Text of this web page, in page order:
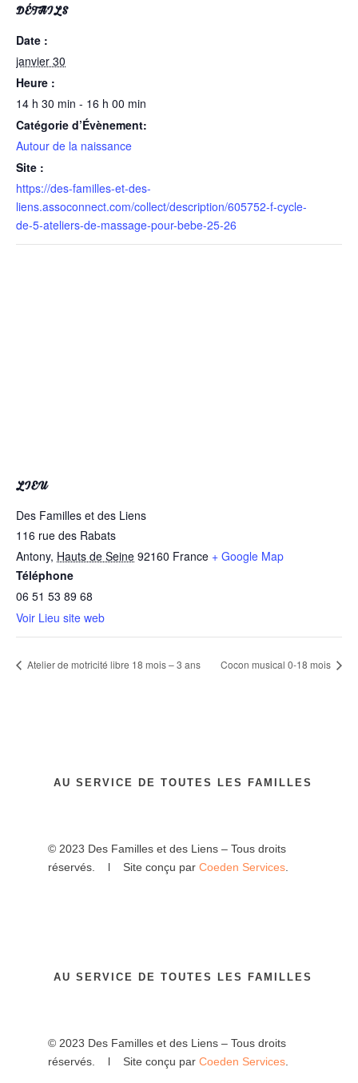
DÉTAILS
Date :
janvier 30
Heure :
14 h 30 min - 16 h 00 min
Catégorie d’Évènement:
Autour de la naissance
Site :
https://des-familles-et-des-
liens.assoconnect.com/collect/description/605752-f-cycle-
de-5-ateliers-de-massage-pour-bebe-25-26
LIEU
Des Familles et des Liens
116 rue des Rabats
Antony, Hauts de Seine 92160 France + Google Map
Téléphone
06 51 53 89 68
Voir Lieu site web
Atelier de motricité libre 18 mois – 3 ans Cocon musical 0-18 mois
AU SERVICE DE TOUTES LES FAMILLES
© 2023 Des Familles et des Liens – Tous droits
réservés. l Site conçu par Coeden Services.
AU SERVICE DE TOUTES LES FAMILLES
© 2023 Des Familles et des Liens – Tous droits
réservés. l Site conçu par Coeden Services.